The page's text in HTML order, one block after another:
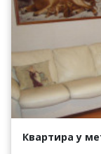
Квартира у